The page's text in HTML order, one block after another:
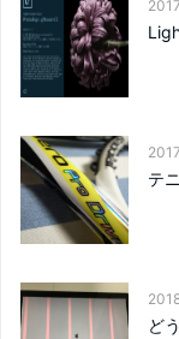
テ
ど